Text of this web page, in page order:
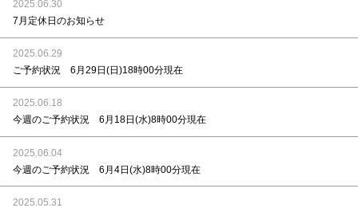
2025.06.30
7月定休日のお知らせ
2025.06.29
ご予約状況 6月29日(日)18時00分現在
2025.06.18
今週のご予約状況 6月18日(水)8時00分現在
2025.06.04
今週のご予約状況 6月4日(水)8時00分現在
2025.05.31